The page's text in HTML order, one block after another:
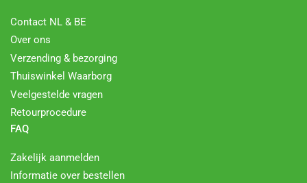
Contact NL & BE
Over ons
Verzending & bezorging
Thuiswinkel Waarborg
Veelgestelde vragen
Retourprocedure
FAQ
Zakelijk aanmelden
Informatie over bestellen